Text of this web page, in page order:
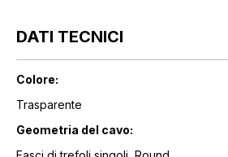
DATI TECNICI
Colore:
Trasparente
Geometria del cavo: